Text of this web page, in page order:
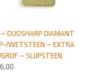
DUOSHARP DIAMANT
WETSTEEN – EXTRA
GROF – SLIJPSTEEN